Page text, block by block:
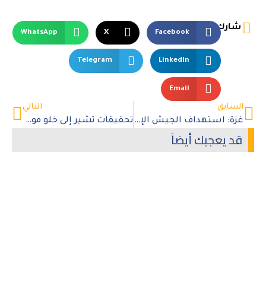
شارك
Facebook
X
WhatsApp
LinkedIn
Telegram
Email
السابق
غزة: استهداف الجيش الإسرائيلي مدارس الإيواء سياسة ممنهجة لتهجير النازحين
التالي
تحقيقات تشير إلى خلو موقع مجزرة مدرسة التابعين في غزة من أي مظاهر مسلحة
قد يعجبك أيضاً